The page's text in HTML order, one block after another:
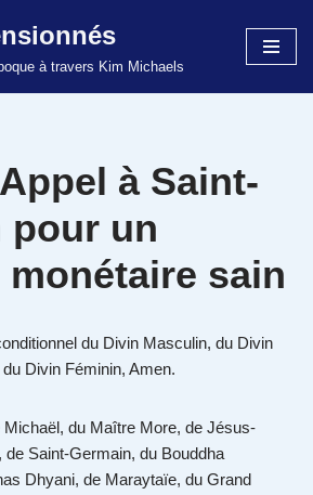
à travers Kim Michaels
à Saint-
pour un
sain
du Divin Masculin, du Divin
Divin Féminin, Amen.
Michaël, du Maître More, de Jésus-
Saint-Germain, du Bouddha
Dhyani, de Maraytaïe, du Grand